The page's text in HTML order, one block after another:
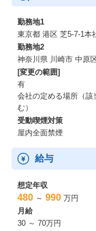
勤務地1
東京都 港区 芝5-7-1本
勤務地2
神奈川県 川崎市 中原
[変更の範囲]
有
会社の定める場所（該
む）
受動喫煙対策
屋内全面禁煙
給与
想定年収
480 ～ 990 万円
月給
30 ～ 70万円